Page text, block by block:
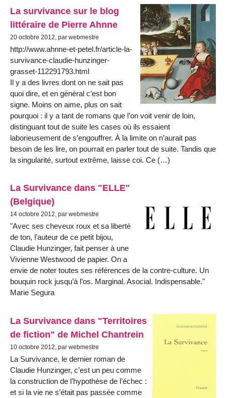
La survivance sur le blog
littéraire de Pierre Ahnne
20 octobre 2012, par webmestre
http://www.ahnne-et-petel.fr/article-la-
survivance-claudie-hunzinger-
grasset-112291793.html
Il y a des livres dont on ne sait pas
quoi dire, et en général c’est bon
signe. Moins on aime, plus on sait
pourquoi : il y a tant de romans que l’on voit venir de loin,
distinguant tout de suite les cases où ils essaient
laborieusement de s’engouffrer. À la limite on n’aurait pas
besoin de les lire, on pourrait en parler tout de suite. Tandis que
la singularité, surtout extrême, laisse coi. Ce (…)
La Survivance dans "ELLE"
(Belgique)
14 octobre 2012, par webmestre
"Avec ses cheveux roux et sa liberté
de ton, l’auteur de ce petit bijou,
Claudie Hunzinger, fait penser à une
Vivienne Westwood de papier. On a
envie de noter toutes ses références de la contre-culture. Un
bouquin rock jusqu’à l’os. Marginal. Asocial. Indispensable."
Marie Segura
La Survivance dans "Territoires
de fiction" de Michel Chantrein
10 octobre 2012, par webmestre
La Survivance, le dernier roman de
Claudie Hunzinger, c’est un peu comme
la construction de l’hypothèse de l’échec :
et si la vie ne s’était pas passée comme